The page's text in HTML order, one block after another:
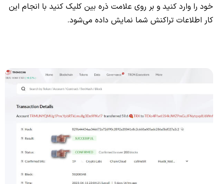
خود را وارد کنید و بر روی علامت ذره بین کلیک کنید با انجام این
کار اطلاعات تراکنش شما نمایش داده می‌شود.